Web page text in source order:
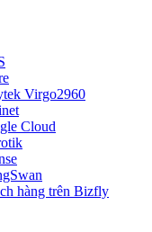
Virgo2960
Cloud
hàng trên Bizfly